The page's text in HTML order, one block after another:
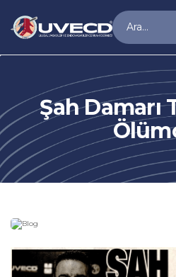
Şah Damarı